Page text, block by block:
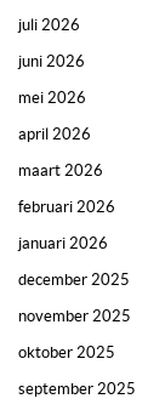
juli 2026
juni 2026
mei 2026
april 2026
maart 2026
februari 2026
januari 2026
december 2025
november 2025
oktober 2025
september 2025